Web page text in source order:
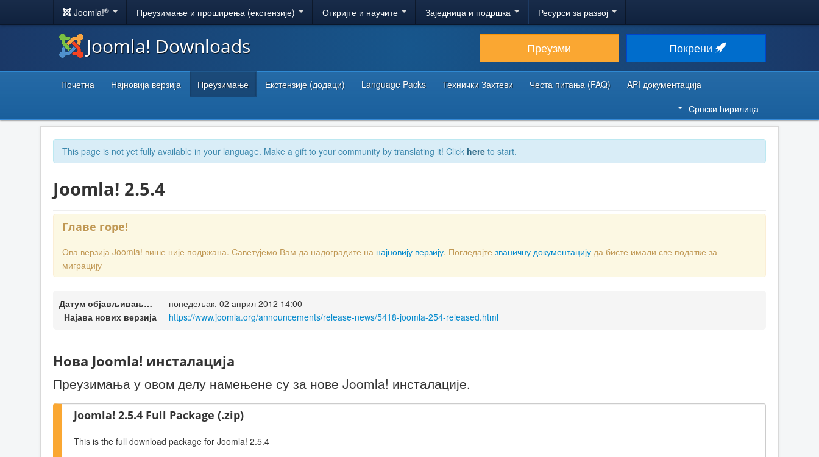
Joomla!® Преузимање и проширења (екстензије) Откријте и научите Заједница и подршка Ресурси за развој
Joomla! Downloads Преузми Покрени
Почетна Најновија верзија Преузимање Екстензије (додаци) Language Packs Технички Захтеви Честа питања (FAQ)
API документација
Српски ћирилица
This page is not yet fully available in your language. Make a gift to your community by translating it! Click here to start.
Joomla! 2.5.4
Главе горе!
Ова верзија Joomla! више није подржана. Саветујемо Вам да надоградите на најновију верзију. Погледајте званичну документацију да бисте имали све податке за
миграцију
Датум објављивања верзије
понедељак, 02 април 2012 14:00
Најава нових верзија
https://www.joomla.org/announcements/release-news/5418-joomla-254-released.html
Нова Joomla! инсталација
Преузимања у овом делу намењене су за нове Joomla! инсталације.
Joomla! 2.5.4 Full Package (.zip)
This is the full download package for Joomla! 2.5.4